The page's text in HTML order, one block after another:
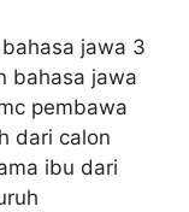
jawa 3
bahasa jawa
pembawa
dari calon
ibu dari